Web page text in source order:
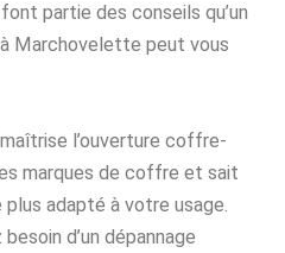
partie des conseils qu’un
Marchovelette peut vous
l’ouverture coffre-
marques de coffre et sait
adapté à votre usage.
d’un dépannage